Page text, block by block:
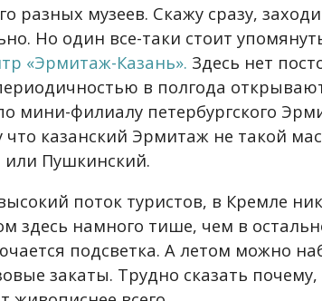
разных музеев. Скажу сразу,
Но один все-таки стоит
«Эрмитаж-Казань». Здесь нет
в полгода
мини-филиалу петербургского
что казанский Эрмитаж не такой
или Пушкинский.
поток туристов, в Кремле
здесь намного тише, чем в
подсветка. А летом можно
закаты. Трудно сказать